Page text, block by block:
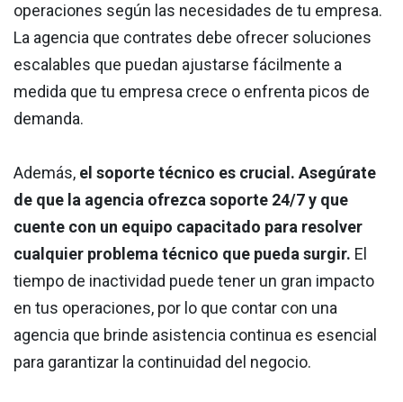
operaciones según las necesidades de tu empresa.
La agencia que contrates debe ofrecer soluciones
escalables que puedan ajustarse fácilmente a
medida que tu empresa crece o enfrenta picos de
demanda.
Además, el soporte técnico es crucial. Asegúrate
de que la agencia ofrezca soporte 24/7 y que
cuente con un equipo capacitado para resolver
cualquier problema técnico que pueda surgir. El
tiempo de inactividad puede tener un gran impacto
en tus operaciones, por lo que contar con una
agencia que brinde asistencia continua es esencial
para garantizar la continuidad del negocio.